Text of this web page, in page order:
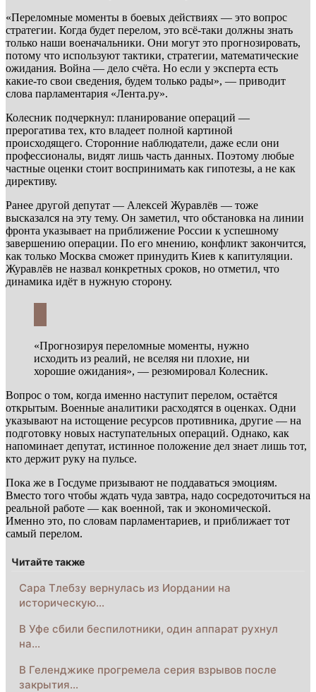
«Переломные моменты в боевых действиях — это вопрос
стратегии. Когда будет перелом, это всё-таки должны знать
только наши военачальники. Они могут это прогнозировать,
потому что используют тактики, стратегии, математические
ожидания. Война — дело счёта. Но если у эксперта есть
какие-то свои сведения, будем только рады», — приводит
слова парламентария «Лента.ру».
Колесник подчеркнул: планирование операций —
прерогатива тех, кто владеет полной картиной
происходящего. Сторонние наблюдатели, даже если они
профессионалы, видят лишь часть данных. Поэтому любые
частные оценки стоит воспринимать как гипотезы, а не как
директиву.
Ранее другой депутат — Алексей Журавлёв — тоже
высказался на эту тему. Он заметил, что обстановка на линии
фронта указывает на приближение России к успешному
завершению операции. По его мнению, конфликт закончится,
как только Москва сможет принудить Киев к капитуляции.
Журавлёв не назвал конкретных сроков, но отметил, что
динамика идёт в нужную сторону.
«Прогнозируя переломные моменты, нужно
исходить из реалий, не вселяя ни плохие, ни
хорошие ожидания», — резюмировал Колесник.
Вопрос о том, когда именно наступит перелом, остаётся
открытым. Военные аналитики расходятся в оценках. Одни
указывают на истощение ресурсов противника, другие — на
подготовку новых наступательных операций. Однако, как
напоминает депутат, истинное положение дел знает лишь тот,
кто держит руку на пульсе.
Пока же в Госдуме призывают не поддаваться эмоциям.
Вместо того чтобы ждать чуда завтра, надо сосредоточиться на
реальной работе — как военной, так и экономической.
Именно это, по словам парламентариев, и приближает тот
самый перелом.
Читайте также
Сара Тлебзу вернулась из Иордании на
историческую…
В Уфе сбили беспилотники, один аппарат рухнул
на…
В Геленджике прогремела серия взрывов после
закрытия…